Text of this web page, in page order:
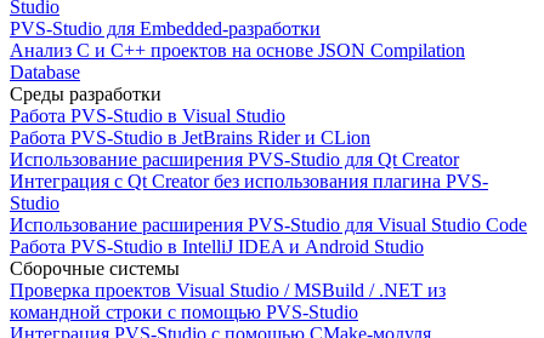
Studio
PVS-Studio для Embedded-разработки
Анализ C и C++ проектов на основе JSON Compilation
Database
Среды разработки
Работа PVS-Studio в Visual Studio
Работа PVS-Studio в JetBrains Rider и CLion
Использование расширения PVS-Studio для Qt Creator
Интеграция с Qt Creator без использования плагина PVS-
Studio
Использование расширения PVS-Studio для Visual Studio Code
Работа PVS-Studio в IntelliJ IDEA и Android Studio
Сборочные системы
Проверка проектов Visual Studio / MSBuild / .NET из
командной строки с помощью PVS-Studio
Интеграция PVS-Studio с помощью CMake-модуля